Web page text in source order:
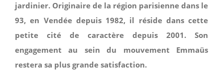
jardinier. Originaire de la région parisienne dans le
93, en Vendée depuis 1982, il réside dans cette
petite cité de caractère depuis 2001. Son
engagement au sein du mouvement Emmaüs
restera sa plus grande satisfaction.